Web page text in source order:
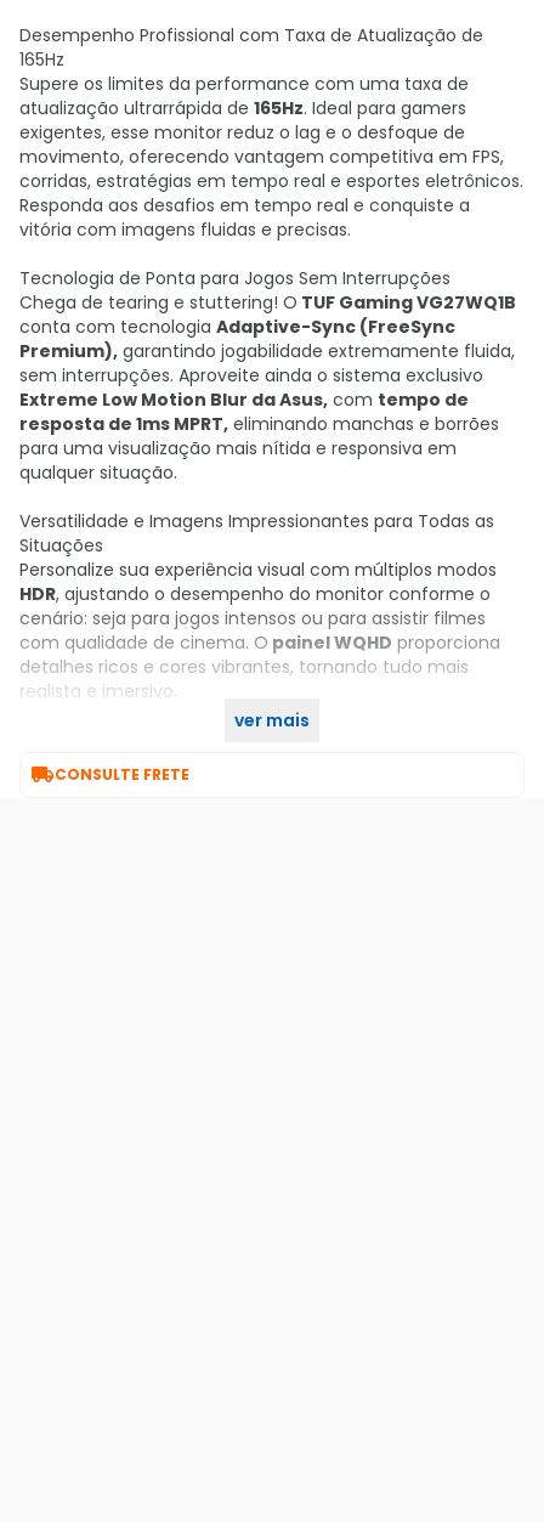
Desempenho Profissional com Taxa de Atualização de
165Hz
Supere os limites da performance com uma taxa de
atualização ultrarrápida de 165Hz. Ideal para gamers
exigentes, esse monitor reduz o lag e o desfoque de
movimento, oferecendo vantagem competitiva em FPS,
corridas, estratégias em tempo real e esportes eletrônicos.
Responda aos desafios em tempo real e conquiste a
vitória com imagens fluidas e precisas.
Tecnologia de Ponta para Jogos Sem Interrupções
Chega de tearing e stuttering! O TUF Gaming VG27WQ1B
conta com tecnologia Adaptive-Sync (FreeSync
Premium), garantindo jogabilidade extremamente fluida,
sem interrupções. Aproveite ainda o sistema exclusivo
Extreme Low Motion Blur da Asus, com tempo de
resposta de 1ms MPRT, eliminando manchas e borrões
para uma visualização mais nítida e responsiva em
qualquer situação.
Versatilidade e Imagens Impressionantes para Todas as
Situações
Personalize sua experiência visual com múltiplos modos
HDR, ajustando o desempenho do monitor conforme o
cenário: seja para jogos intensos ou para assistir filmes
com qualidade de cinema. O painel WQHD proporciona
detalhes ricos e cores vibrantes, tornando tudo mais
realista e imersivo.
ver mais
CONSULTE FRETE